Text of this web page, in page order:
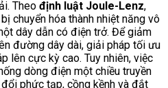
Theo định luật Joule-Lenz,
chuyển hóa thành nhiệt năng vô
dây dẫn có điện trở. Để giảm
đường dây dài, giải pháp tối ưu
lên cực kỳ cao. Tuy nhiên, việc
dòng điện một chiều truyền
phức tạp, cồng kềnh và đắt